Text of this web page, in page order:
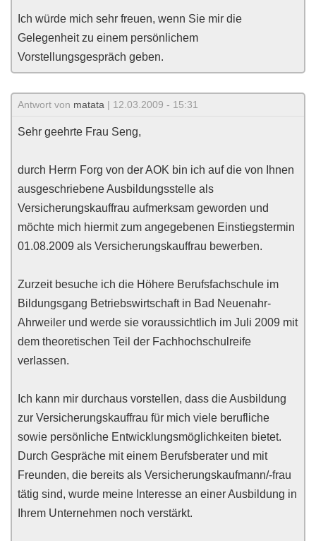
Ich würde mich sehr freuen, wenn Sie mir die
Gelegenheit zu einem persönlichem
Vorstellungsgespräch geben.
Antwort von matata | 12.03.2009 - 15:31
Sehr geehrte Frau Seng,
durch Herrn Forg von der AOK bin ich auf die von Ihnen
ausgeschriebene Ausbildungsstelle als
Versicherungskauffrau aufmerksam geworden und
möchte mich hiermit zum angegebenen Einstiegstermin
01.08.2009 als Versicherungskauffrau bewerben.
Zurzeit besuche ich die Höhere Berufsfachschule im
Bildungsgang Betriebswirtschaft in Bad Neuenahr-
Ahrweiler und werde sie voraussichtlich im Juli 2009 mit
dem theoretischen Teil der Fachhochschulreife
verlassen.
Ich kann mir durchaus vorstellen, dass die Ausbildung
zur Versicherungskauffrau für mich viele berufliche
sowie persönliche Entwicklungsmöglichkeiten bietet.
Durch Gespräche mit einem Berufsberater und mit
Freunden, die bereits als Versicherungskaufmann/-frau
tätig sind, wurde meine Interesse an einer Ausbildung in
Ihrem Unternehmen noch verstärkt.